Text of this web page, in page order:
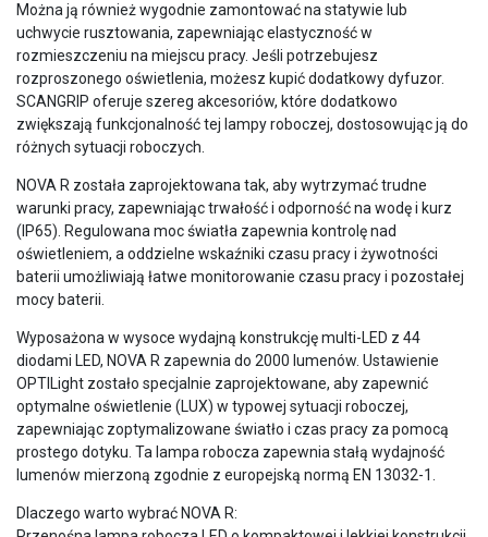
Można ją również wygodnie zamontować na statywie lub
uchwycie rusztowania, zapewniając elastyczność w
rozmieszczeniu na miejscu pracy. Jeśli potrzebujesz
rozproszonego oświetlenia, możesz kupić dodatkowy dyfuzor.
SCANGRIP oferuje szereg akcesoriów, które dodatkowo
zwiększają funkcjonalność tej lampy roboczej, dostosowując ją do
różnych sytuacji roboczych.
NOVA R została zaprojektowana tak, aby wytrzymać trudne
warunki pracy, zapewniając trwałość i odporność na wodę i kurz
(IP65). Regulowana moc światła zapewnia kontrolę nad
oświetleniem, a oddzielne wskaźniki czasu pracy i żywotności
baterii umożliwiają łatwe monitorowanie czasu pracy i pozostałej
mocy baterii.
Wyposażona w wysoce wydajną konstrukcję multi-LED z 44
diodami LED, NOVA R zapewnia do 2000 lumenów. Ustawienie
OPTILight zostało specjalnie zaprojektowane, aby zapewnić
optymalne oświetlenie (LUX) w typowej sytuacji roboczej,
zapewniając zoptymalizowane światło i czas pracy za pomocą
prostego dotyku. Ta lampa robocza zapewnia stałą wydajność
lumenów mierzoną zgodnie z europejską normą EN 13032-1.
Dlaczego warto wybrać NOVA R: